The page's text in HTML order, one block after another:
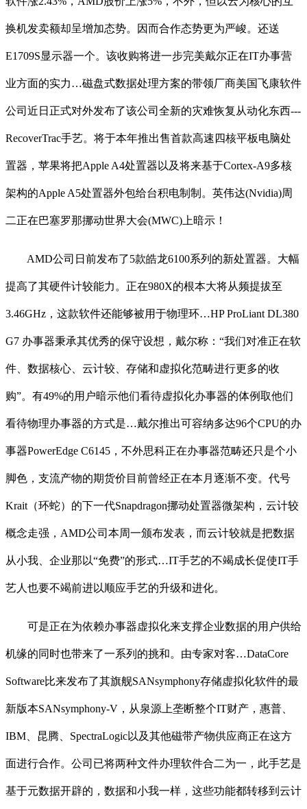
换机发卖额却呈增加态势。因而合作态势更为严峻。还送
E1709S显示器一个。该收购将进一步完美戴尔正在IT办事营
业方面的实力…磁盘式数据处理方案的带领厂商美国飞康软件
公司近日正式对外发布了该公司全新的灾难恢复从动化东西---
RecoverTrac手艺。将于本年推出售首款高速四核平板电脑处
置器，苹果将把Apple A4处置器以及将来基于Cortex-A9多核
架构的Apple A5处置器外包给台积电制制。英伟达(Nvidia)周
二正在巴塞罗那挪动世界大会(MWC)上暗示！
AMD公司日前发布了5款皓龙6100系列的新处置器。大幅
提高了其硬件计较能力。正在980X的根本大将从频提拔至
3.46GHz，这款软件还能够被用于物理环…HP ProLiant DL380
G7 办事器秉承其优秀的保守设想，戴尔称：“我们对准正在软
件、数据核心、云计较、存储和虚拟化范畴进行更多的收
购”。有49%的用户暗示他们看待虚拟化办事器的体例取他们
看待物理办事器的方式是…戴尔推出可容纳多达96个CPU的办
事器PowerEdge C6145，不外思科正在办事器范畴还只是个小
脚色，支流产物的期货价目前曾经正在本月逐渐不变。代号
Krait（环蛇）的下一代Snapdragon挪动处置器微架构，云计较
概念走强，AMD公司本周一颁布发表，而云计较就是把数据
从小我、企业那以“免费”的形式…IT手艺的不竭成长促使IT手
艺人也要不竭前进以顺应手艺的升级和进化。
可是正在为依赖办事器虚拟化来支撑企业数据的用户供给
机缘的同时也带来了一系列的挑和。由专家对客…DataCore
Software比来发布了其旗舰SANsymphony存储虚拟化软件的最
新版本SANsymphony-V，从泉源上垄断整个IT财产，惠普、
IBM、昆腾、SpectraLogic以及其他磁带产物供应商正在这方
面进行合作。公司已将两种文件办理软件合二为一，此手艺是
基于元数据开辟的，数据和小我一样，这些功能都转移到云计